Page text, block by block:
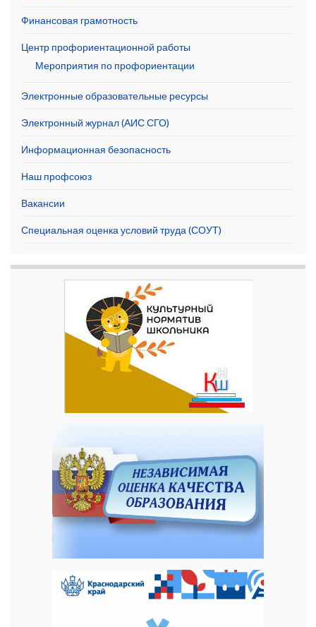
Финансовая грамотность
Центр профориентационной работы
Мероприятия по профориентации
Электронные образовательные ресурсы
Электронный журнал (АИС СГО)
Информационная безопасность
Наш профсоюз
Вакансии
Специальная оценка условий труда (СОУТ)